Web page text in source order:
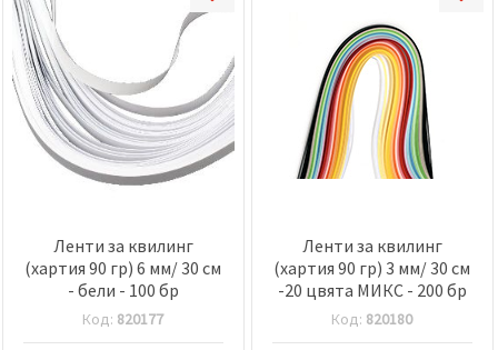
Ленти за квилинг
(хартия 90 гр) 6 мм/ 30 см
- бели - 100 бр
Код: 820177
Ленти за квилинг
(хартия 90 гр) 3 мм/ 30 см
-20 цвята МИКС - 200 бр
Код: 820180